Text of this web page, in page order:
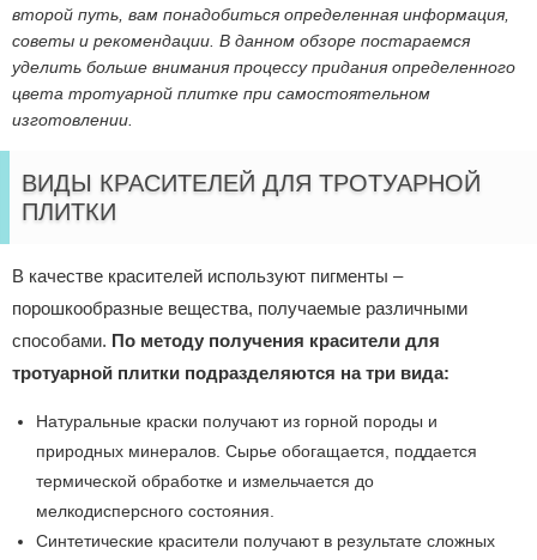
второй путь, вам понадобиться определенная информация,
советы и рекомендации. В данном обзоре постараемся
уделить больше внимания процессу придания определенного
цвета тротуарной плитке при самостоятельном
изготовлении.
ВИДЫ КРАСИТЕЛЕЙ ДЛЯ ТРОТУАРНОЙ
ПЛИТКИ
В качестве красителей используют пигменты –
порошкообразные вещества, получаемые различными
способами. По методу получения красители для
тротуарной плитки подразделяются на три вида:
Натуральные краски получают из горной породы и
природных минералов. Сырье обогащается, поддается
термической обработке и измельчается до
мелкодисперсного состояния.
Синтетические красители получают в результате сложных